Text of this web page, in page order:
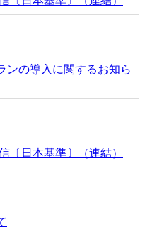
ンの導入に関するお知ら
〔日本基準〕（連結）